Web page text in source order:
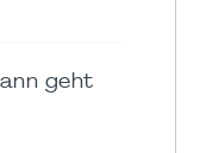
geht